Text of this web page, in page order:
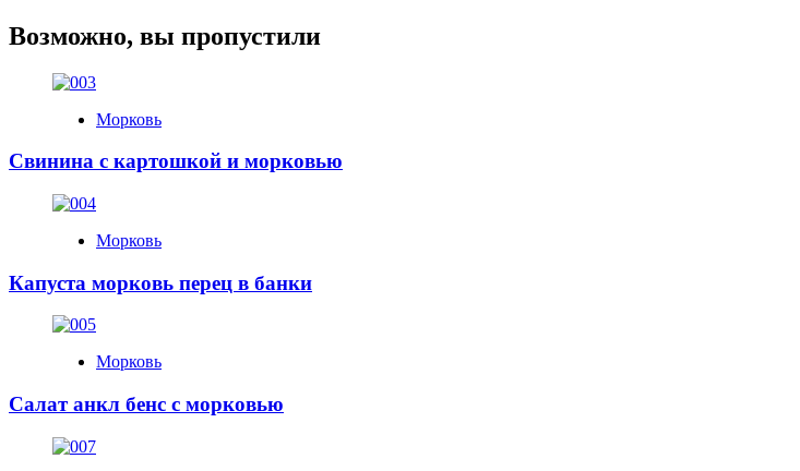
Возможно, вы пропустили
Морковь
Свинина с картошкой и морковью
Морковь
Капуста морковь перец в банки
Морковь
Салат анкл бенс с морковью